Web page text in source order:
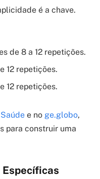
é a chave.
de 8 a 12 repetições.
12 repetições.
12 repetições.
e no ge.globo,
para construir uma
Específicas